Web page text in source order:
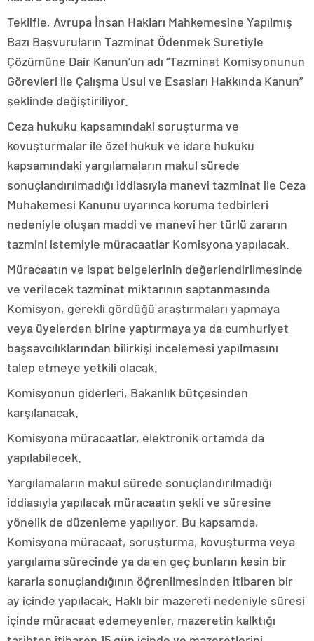
Teklifle, Avrupa İnsan Hakları Mahkemesine Yapılmış
Bazı Başvuruların Tazminat Ödenmek Suretiyle
Çözümüne Dair Kanun’un adı “Tazminat Komisyonunun
Görevleri ile Çalışma Usul ve Esasları Hakkında Kanun”
şeklinde değiştiriliyor.
Ceza hukuku kapsamındaki soruşturma ve
kovuşturmalar ile özel hukuk ve idare hukuku
kapsamındaki yargılamaların makul sürede
sonuçlandırılmadığı iddiasıyla manevi tazminat ile Ceza
Muhakemesi Kanunu uyarınca koruma tedbirleri
nedeniyle oluşan maddi ve manevi her türlü zararın
tazmini istemiyle müracaatlar Komisyona yapılacak.
Müracaatın ve ispat belgelerinin değerlendirilmesinde
ve verilecek tazminat miktarının saptanmasında
Komisyon, gerekli gördüğü araştırmaları yapmaya
veya üyelerden birine yaptırmaya ya da cumhuriyet
başsavcılıklarından bilirkişi incelemesi yapılmasını
talep etmeye yetkili olacak.
Komisyonun giderleri, Bakanlık bütçesinden
karşılanacak.
Komisyona müracaatlar, elektronik ortamda da
yapılabilecek.
Yargılamaların makul sürede sonuçlandırılmadığı
iddiasıyla yapılacak müracaatın şekli ve süresine
yönelik de düzenleme yapılıyor. Bu kapsamda,
Komisyona müracaat, soruşturma, kovuşturma veya
yargılama sürecinde ya da en geç bunların kesin bir
kararla sonuçlandığının öğrenilmesinden itibaren bir
ay içinde yapılacak. Haklı bir mazereti nedeniyle süresi
içinde müracaat edemeyenler, mazeretin kalktığı